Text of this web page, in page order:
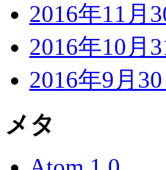
2016年11月
2016年10月
2016年9月
メタ